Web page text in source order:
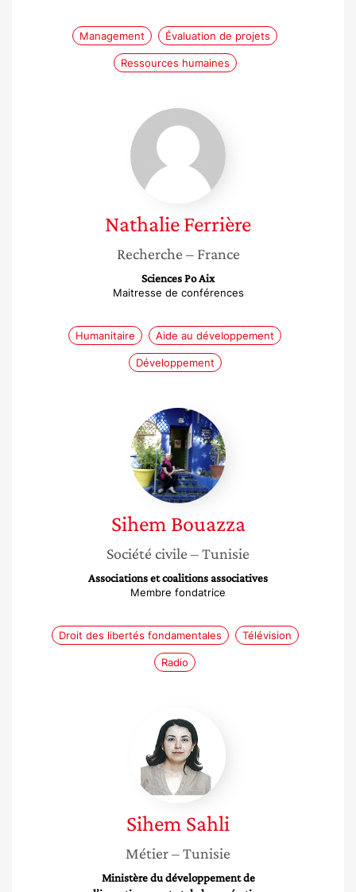
Management Évaluation de projets
Ressources humaines
Nathalie
Ferrière
NathalieFerrière
Recherche – France
Sciences Po Aix
Maitresse de conférences
Humanitaire Aide au développement
Développement
Sihem
Bouazza
Sihem Bouazza
Société civile – Tunisie
Associations et coalitions associatives
Membre fondatrice
Droit des libertés fondamentales Télévision
Radio
Sihem
Sahli
Sihem Sahli
Métier– Tunisie
Ministère du développement de